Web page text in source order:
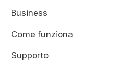
Business
Come funziona
Supporto